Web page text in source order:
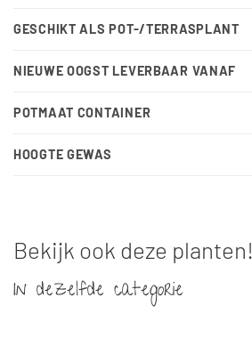
GESCHIKT ALS POT-/TERRASPLANT
NIEUWE OOGST LEVERBAAR VANAF
POTMAAT CONTAINER
HOOGTE GEWAS
Bekijk ook deze planten!
In dezelfde categorie